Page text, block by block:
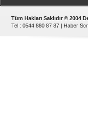
Tüm Hakları Saklıdır © 2004
Tel : 0544 880 87 87 | Haber